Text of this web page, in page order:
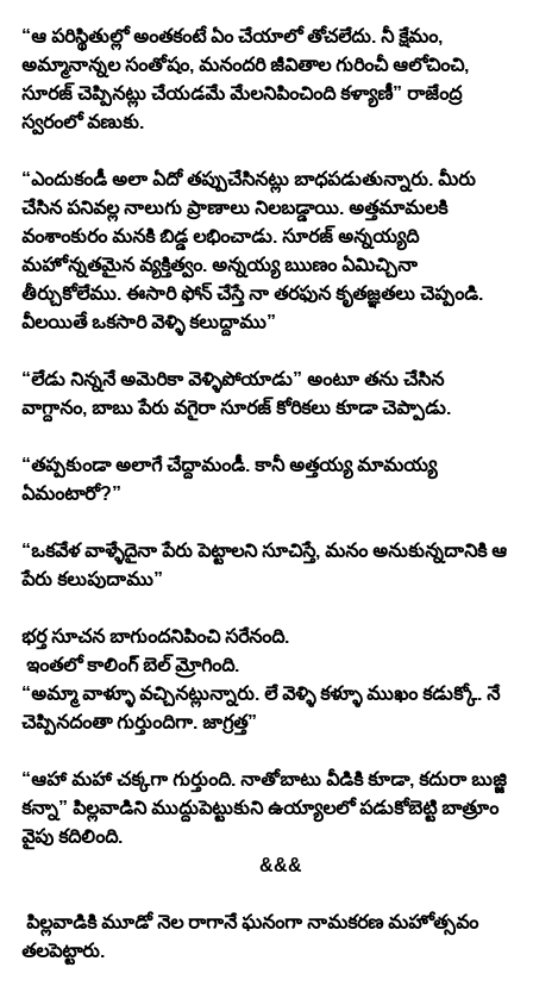
“ఆ పరిస్థితుల్లో అంతకంటే ఏం చేయాలో తోచలేదు. నీ క్షేమం,
అమ్మానాన్నల సంతోషం, మనందరి జీవితాల గురించీ ఆలోచించి,
సూరజ్ చెప్పినట్లు చేయడమే మేలనిపించింది కళ్యాణీ” రాజేంద్ర
స్వరంలో వణుకు.
“ఎందుకండీ అలా ఏదో తప్పుచేసినట్లు బాధపడుతున్నారు. మీరు
చేసిన పనివల్ల నాలుగు ప్రాణాలు నిలబడ్డాయి. అత్తమామలకి
వంశాంకురం మనకి బిడ్డ లభించాడు. సూరజ్ అన్నయ్యది
మహోన్నతమైన వ్యక్తిత్వం. అన్నయ్య ఋణం ఏమిచ్చినా
తీర్చుకోలేము. ఈసారి ఫోన్ చేస్తే నా తరఫున కృతజ్ఞతలు చెప్పండి.
వీలయితే ఒకసారి వెళ్ళి కలుద్దాము”
“లేడు నిన్ననే అమెరికా వెళ్ళిపోయాడు” అంటూ తను చేసిన
వాగ్దానం, బాబు పేరు వగైరా సూరజ్ కోరికలు కూడా చెప్పాడు.
“తప్పకుండా అలాగే చేద్దామండీ. కానీ అత్తయ్య మామయ్య
ఏమంటారో?”
“ఒకవేళ వాళ్ళేదైనా పేరు పెట్టాలని సూచిస్తే, మనం అనుకున్నదానికి ఆ
పేరు కలుపుదాము”
భర్త సూచన బాగుందనిపించి సరేనంది.
ఇంతలో కాలింగ్ బెల్ మ్రోగింది.
“అమ్మా వాళ్ళూ వచ్చినట్లున్నారు. లే వెళ్ళి కళ్ళూ ముఖం కడుక్కో. నే
చెప్పినదంతా గుర్తుందిగా. జాగ్రత్త”
“ఆహా మహా చక్కగా గుర్తుంది. నాతోబాటు వీడికి కూడా, కదురా బుజ్జి
కన్నా” పిల్లవాడిని ముద్దుపెట్టుకుని ఉయ్యాలలో పడుకోబెట్టి బాత్రూం
వైపు కదిలింది.
					&&&
తలపెట్టారు.